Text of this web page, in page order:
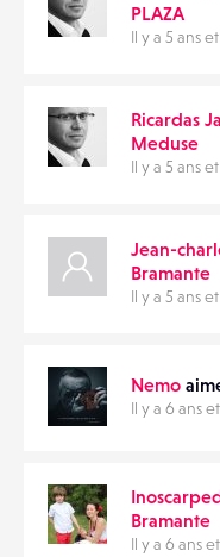
PLAZA
Il y a 5 ans
Ricardas
Meduse
Il y a 5 ans
Jean-
Bramante
Il y a 5 ans
Nemo
Il y a 6 ans
Bramante
Il y a 6 ans